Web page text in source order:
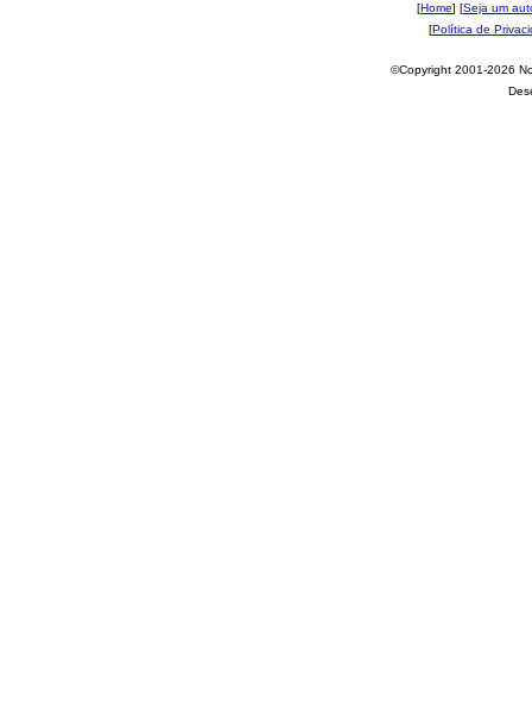
[Home] [Seja um
[Política de
©Copyright 2001-2026